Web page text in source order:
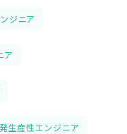
ジニア
ア
生産性エンジニア